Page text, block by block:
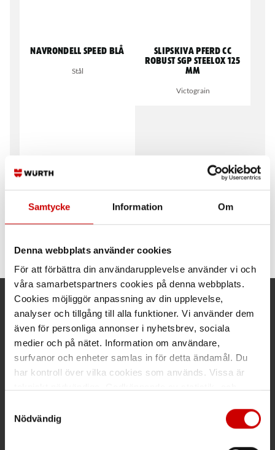
Samtycke Information Om
Denna webbplats använder cookies
För att förbättra din användarupplevelse använder vi och
våra samarbetspartners cookies på denna webbplats.
Cookies möjliggör anpassning av din upplevelse,
analyser och tillgång till alla funktioner. Vi använder dem
även för personliga annonser i nyhetsbrev, sociala
medier och på nätet. Information om användare,
surfvanor och enheter samlas in för detta ändamål. Du
har kontroll över vilka cookies som används. Vissa är
länder utanför EU med olika dataskyddsnormer. Genom
att godkänna samtycker du till sådana överföringar. Läs
Nödvändig
Navrondell Speed Blå
Stål
Slipskiva Pferd CC
Robust SGP Steelox 125
mm
Victograin
Slipskiva Pferd CC View
SGP Steelox 125 mm
Kund- och orderfrågor
Ring kundsupport 019 - 35 10 30
Maila kundsupport@wuerth.se